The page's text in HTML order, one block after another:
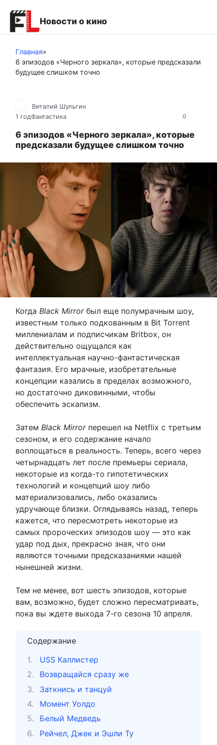
контенту
Новости о кино
Главная»
6 эпизодов «Черного зеркала», которые предсказали
будущее слишком точно
0
Виталий Шульгин
1 годФантастика
6 эпизодов «Черного зеркала», которые
предсказали будущее слишком точно
Когда Black Mirrorбыл еще полумрачным шоу,
известным только подкованным в Bit Torrent
миллениалам и подписчикам Britbox, он
действительно ощущался как
интеллектуальная научно-фантастическая
фантазия. Его мрачные, изобретательные
концепции казались в пределах возможного,
но достаточно диковинными, чтобы
обеспечить эскапизм.
Затем Black Mirrorперешел на Netflix с третьим
сезоном, и его содержание начало
воплощаться в реальность. Теперь, всего через
четырнадцать лет после премьеры сериала,
некоторые из когда-то гипотетических
технологий и концепций шоу либо
материализовались, либо оказались
удручающе близки. Оглядываясь назад, теперь
кажется, что пересмотреть некоторые из
самых пророческих эпизодов шоу — это как
удар под дых, прекрасно зная, что они
являются точными предсказаниями нашей
нынешней жизни.
Тем не менее, вот шесть эпизодов, которые
вам, возможно, будет сложно пересматривать,
пока вы ждете выхода 7-го сезона 10 апреля.
Содержание
USS Каллистер
Возвращайся сразу же
Заткнись и танцуй
Момент Уолдо
Белый Медведь
Рейчел, Джек и Эшли Ту